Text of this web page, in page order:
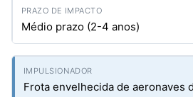
Médio prazo (2-4 anos)
Frota envelhecida de aeronaves